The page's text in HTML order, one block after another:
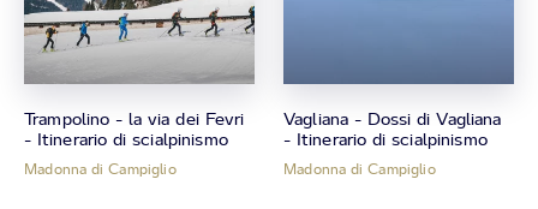
Trampolino - la via dei Fevri
- Itinerario di scialpinismo
Madonna di Campiglio
Vagliana - Dossi di Vagliana
- Itinerario di scialpinismo
Madonna di Campiglio